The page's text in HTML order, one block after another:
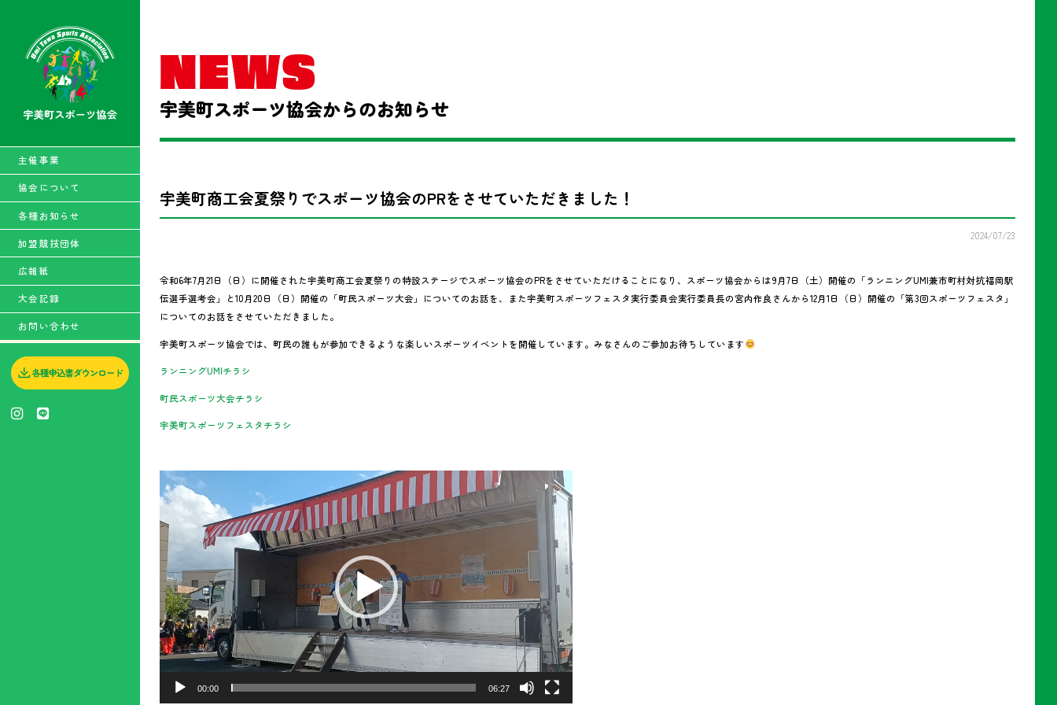
主催事業
協会について
各種お知らせ
新着情報
主催事業
郡民スポーツ大会
県民スポーツ大会
加盟競技団体
広報紙
広報紙 Ｗｅ，Ｍｅ！
創立記念誌
大会記録
お問い合わせ
NEWS
宇美町スポーツ協会からのお知らせ
宇美町商工会夏祭りでスポーツ協会のPRをさせていただきました！
2024/07/23
令和6年7月21日（日）に開催された宇美町商工会夏祭りの特設ステージでスポーツ協会のPRをさせていただけることになり、スポーツ協会からは9月7日（土）開催の「ランニングUMI兼市町村対抗福岡駅
伝選手選考会」と10月20日（日）開催の「町民スポーツ大会」についてのお話を、また宇美町スポーツフェスタ実行委員会実行委員長の宮内作良さんから12月1日（日）開催の「第3回スポーツフェスタ」
についてのお話をさせていただきました。
宇美町スポーツ協会では、町民の誰もが参加できるような楽しいスポーツイベントを開催しています。みなさんのご参加お待ちしています
ランニングUMIチラシ
町民スポーツ大会チラシ
宇美町スポーツフェスタチラシ
動
画
レ
ー
ヤ
ー
00:00 06:27